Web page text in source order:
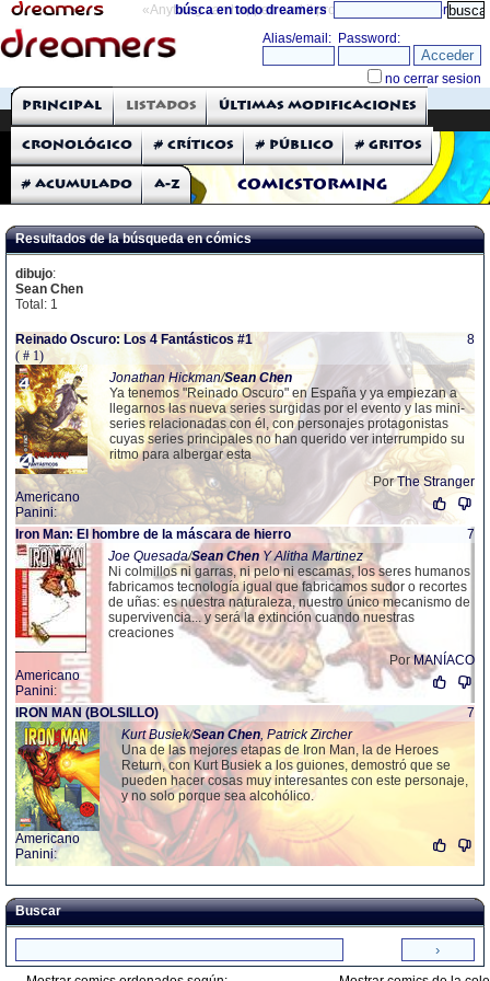
«Anything can happen and it probably will» directorio
búsca en todo dreamers
THE DREAMERS
Comic a Gritos
COMICSTORMING
Principal Listados Últimas modificaciones
Cronológico # Críticos # Público # Gritos
# Acumulado A-Z
Resultados de la búsqueda en cómics
dibujo:
Sean Chen
Total: 1
Reinado Oscuro: Los 4 Fantásticos #1
( # 1)
8
Jonathan Hickman/Sean Chen
Ya tenemos "Reinado Oscuro" en España y ya empiezan a
llegarnos las nueva series surgidas por el evento y las mini-
series relacionadas con él, con personajes protagonistas
cuyas series principales no han querido ver interrumpido su
ritmo para albergar esta
PorThe Stranger
Americano
Panini:
Iron Man: El hombre de la máscara de hierro
7
Joe Quesada/Sean Chen Y Alitha Martinez
Ni colmillos ni garras, ni pelo ni escamas, los seres humanos
fabricamos tecnología igual que fabricamos sudor o recortes
de uñas: es nuestra naturaleza, nuestro único mecanismo de
supervivencia... y será la extinción cuando nuestras
creaciones
PorMANÍACO
Americano
Panini:
IRON MAN (BOLSILLO)
7
Kurt Busiek/Sean Chen, Patrick Zircher
Una de las mejores etapas de Iron Man, la de Heroes
Return, con Kurt Busiek a los guiones, demostró que se
pueden hacer cosas muy interesantes con este personaje,
y no solo porque sea alcohólico.
Americano
Panini:
Buscar